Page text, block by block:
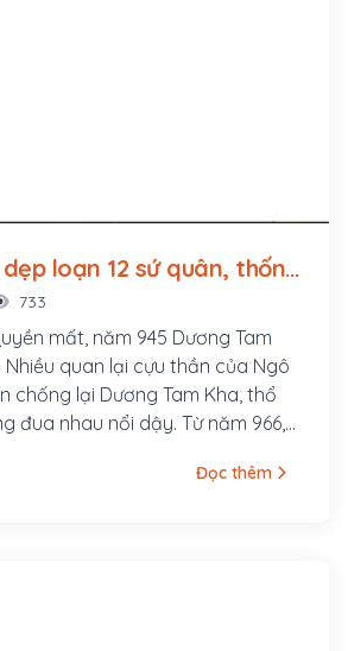
loạn 12 sứ quân, thống
733
mất, năm 945 Dương Tam
Nhiều quan lại cựu thần của Ngô
chống lại Dương Tam Kha, thổ
đua nhau nổi dậy. Từ năm 966,
cảnh nói trên, Đinh Bộ Lĩnh
Đọc thêm